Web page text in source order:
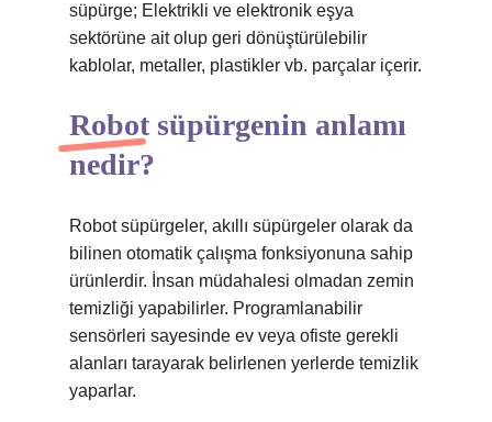
süpürge; Elektrikli ve elektronik eşya
sektörüne ait olup geri dönüştürülebilir
kablolar, metaller, plastikler vb. parçalar içerir.
Robot süpürgenin anlamı
nedir?
Robot süpürgeler, akıllı süpürgeler olarak da
bilinen otomatik çalışma fonksiyonuna sahip
ürünlerdir. İnsan müdahalesi olmadan zemin
temizliği yapabilirler. Programlanabilir
sensörleri sayesinde ev veya ofiste gerekli
alanları tarayarak belirlenen yerlerde temizlik
yaparlar.